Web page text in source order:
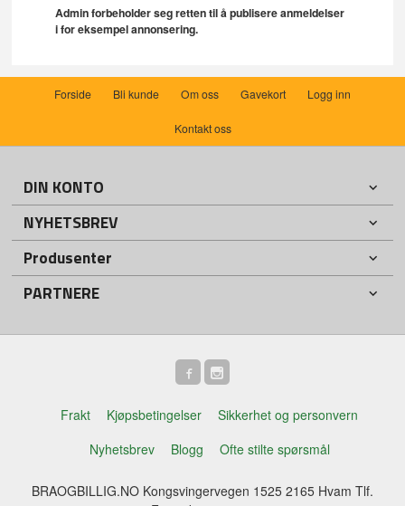
Admin forbeholder seg retten til å publisere anmeldelser
i for eksempel annonsering.
Forside Bli kunde Om oss Gavekort Logg inn
Kontakt oss
DIN KONTO
NYHETSBREV
Produsenter
PARTNERE
Frakt Kjøpsbetingelser
Sikkerhet og personvern
Nyhetsbrev
Blogg Ofte stilte spørsmål
BRAOGBILLIG.NO Kongsvingervegen 1525 2165 Hvam Tlf.